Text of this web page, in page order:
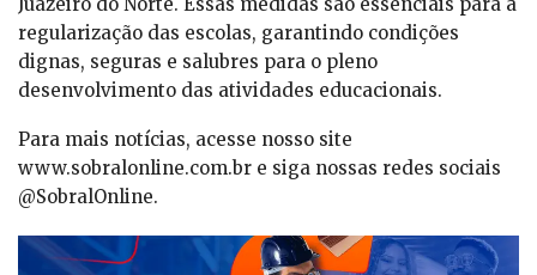
Juazeiro do Norte. Essas medidas são essenciais para a
regularização das escolas, garantindo condições
dignas, seguras e salubres para o pleno
desenvolvimento das atividades educacionais.
Para mais notícias, acesse nosso site
www.sobralonline.com.br e siga nossas redes sociais
@SobralOnline.